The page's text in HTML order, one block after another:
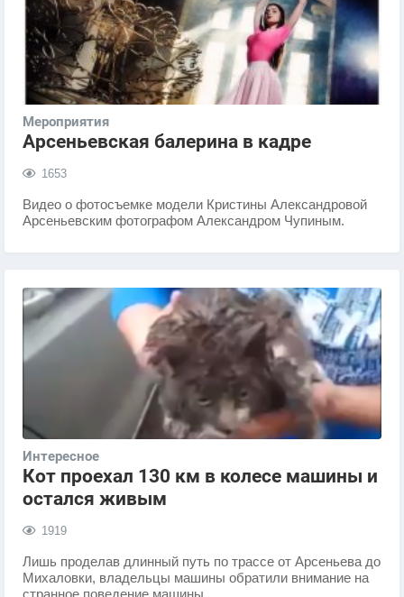
Мероприятия
Арсеньевская балерина в кадре
1653
​Видео о фотосъемке модели Кристины Александровой
Арсеньевским фотографом Александром Чупиным.
Интересное
Кот проехал 130 км в колесе машины и
остался живым
1919
Лишь проделав длинный путь по трассе от Арсеньева до
Михаловки, владельцы машины обратили внимание на
странное поведение машины.